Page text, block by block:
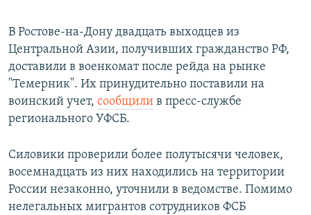
Все сайты РСЕ/РС
В Ростове-на-Дону двадцать выходцев из
Центральной Азии, получивших гражданство РФ,
доставили в военкомат после рейда на рынке
"Темерник". Их принудительно поставили на
воинский учет, сообщили в пресс-службе
регионального УФСБ.
Силовики проверили более полутысячи человек,
восемнадцать из них находились на территории
России незаконно, уточнили в ведомстве. Помимо
нелегальных мигрантов сотрудников ФСБ